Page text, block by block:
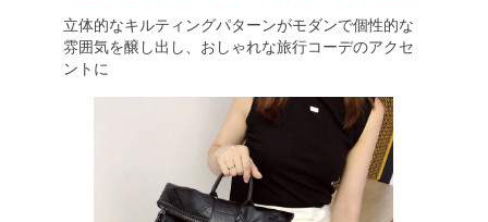
立体的なキルティングパターンがモダンで個性的な
雰囲気を醸し出し、おしゃれな旅行コーデのアクセ
ントに